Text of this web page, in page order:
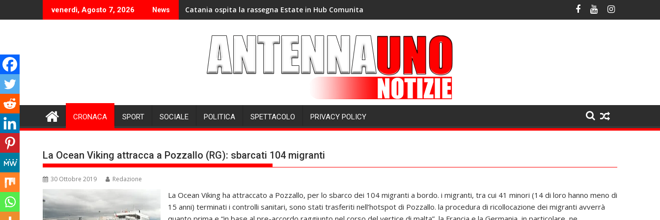
to
venerdì, Agosto 7, 2026 News Catania ospita la rassegna Estate in Hub Comunita
CRONACA SPORT SOCIALE POLITICA SPETTACOLO PRIVACY POLICY
La Ocean Viking attracca a Pozzallo (RG): sbarcati 104 migranti
30 Ottobre 2019 Redazione
La Ocean Viking ha attraccato a Pozzallo, per lo sbarco dei 104 migranti a bordo. i migranti, tra cui 41 minori (14 di loro hanno meno di
15 anni) terminati i controlli sanitari, sono stati trasferiti nell’hotspot di Pozzallo. la procedura di ricollocazione dei migranti avverrà